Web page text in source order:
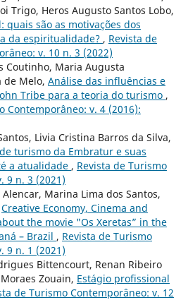
Trigo, Heros Augusto Santos Lobo,
quais são as motivações dos
da espiritualidade? , Revista de
v. 10 n. 3 (2022)
Coutinho, Maria Augusta
de Melo, Análise das influências e
Tribe para a teoria do turismo ,
Contemporâneo: v. 4 (2016):
Livia Cristina Barros da Silva,
turismo da Embratur e suas
a atualidade , Revista de Turismo
9 n. 3 (2021)
Alencar, Marina Lima dos Santos,
Creative Economy, Cinema and
the movie "Os Xeretas” in the
– Brazil , Revista de Turismo
9 n. 1 (2021)
Bittencourt, Renan Ribeiro
Zouain, Estágio profissional
de Turismo Contemporâneo: v. 12